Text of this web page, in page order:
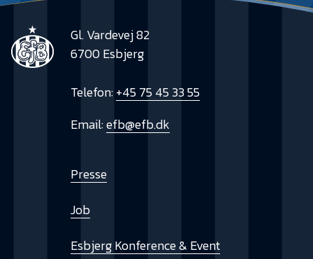
Gl. Vardevej 82
6700 Esbjerg
Telefon:+45 75 45 33 55
Email:efb@efb.dk
Presse
Job
Esbjerg Konference & Event